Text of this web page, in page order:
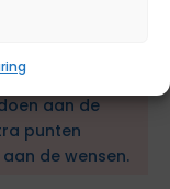
via een
Om in
aan de
punten
de wensen.